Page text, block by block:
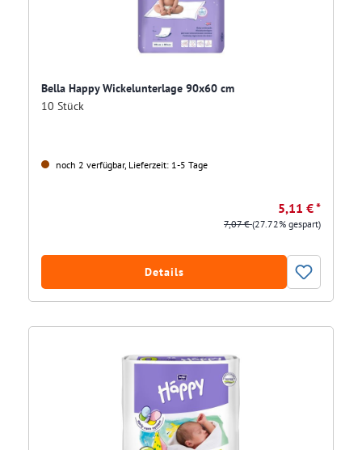
Bella Happy Wickelunterlage 90x60 cm
10 Stück
noch 2 verfügbar, Lieferzeit: 1-5 Tage
5,11 € *
7,07 €(27.72% gespart)
Details